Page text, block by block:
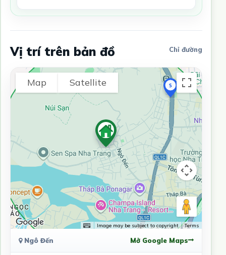
Vị trí trên bản đồ Chỉ đường
Map Satellite
Image may be subject to copyright Terms
Ngô Đến Mở Google Maps